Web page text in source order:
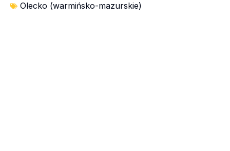
Olecko (warmińsko-mazurskie)